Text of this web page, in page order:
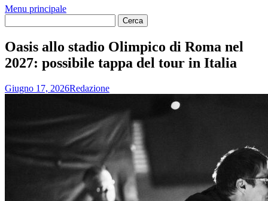
Menu principale
Oasis allo stadio Olimpico di Roma nel
2027: possibile tappa del tour in Italia
Giugno 17, 2026Redazione